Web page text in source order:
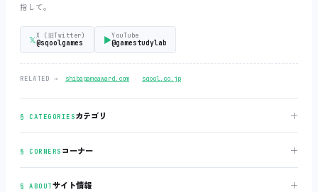
指して。
𝕏X (旧Twitter)
@sqoolgames ▶YouTube
@gamestudylab
RELATED → shibagameaward.com ‧ sqool.co.jp
§ CATEGORIESカテゴリ ＋
§ CORNERS コーナー ＋
§ ABOUTサイト情報 ＋